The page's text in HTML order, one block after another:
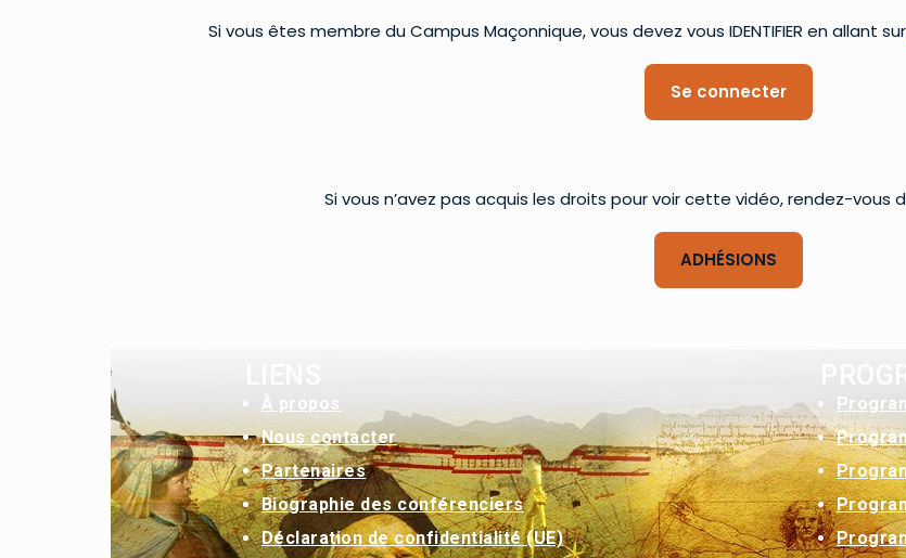
Si vous êtes membre du Campus Maçonnique, vous devez vous IDENTIFIER en allant
Se connecter
Si vous n’avez pas acquis les droits pour voir cette vidéo, rendez-vous
ADHÉSIONS
À propos
Nous contacter
Partenaires
Biographie des conférenciers
Déclaration de confidentialité (UE)